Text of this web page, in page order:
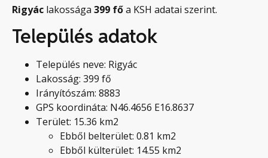
Rigyác lakossága 399 főa KSH adatai szerint.
Település adatok
Település neve: Rigyác
Lakosság: 399 fő
Irányítószám: 8883
GPS koordináta: N46.4656 E16.8637
Terület: 15.36 km2
Ebből belterület: 0.81 km2
Ebből külterület: 14.55 km2